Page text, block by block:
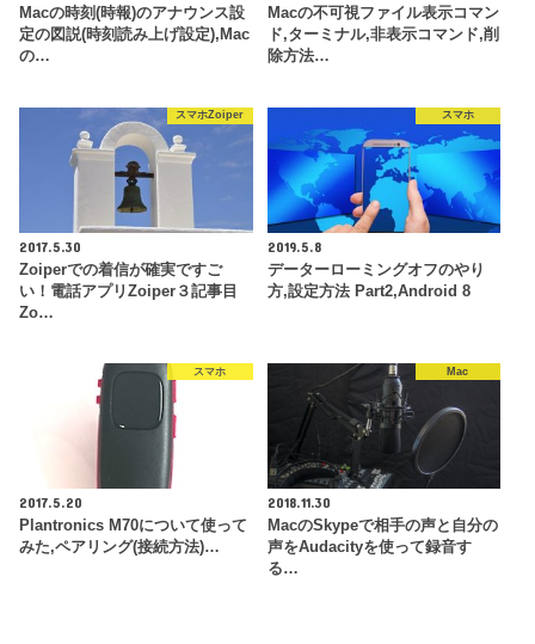
Macの時刻(時報)のアナウンス設
定の図説(時刻読み上げ設定),Mac
の…
Macの不可視ファイル表示コマン
ド,ターミナル,非表示コマンド,削
除方法…
スマホZoiper
2017.5.30
Zoiperでの着信が確実ですご
い！電話アプリZoiper３記事目
Zo…
スマホ
2019.5.8
データーローミングオフのやり
方,設定方法 Part2,Android 8
スマホ
2017.5.20
Plantronics M70について使って
みた,ペアリング(接続方法)…
Mac
2018.11.30
MacのSkypeで相手の声と自分の
声をAudacityを使って録音す
る…